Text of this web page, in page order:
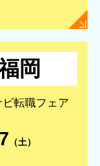
岡
ビ転職フェア
（土）